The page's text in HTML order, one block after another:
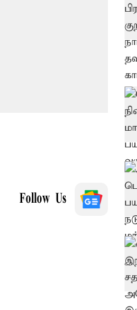
Follow Us